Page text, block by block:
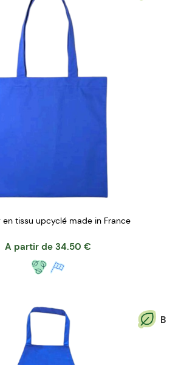
en tissu upcyclé made in France
A partir de 34.50 €
B